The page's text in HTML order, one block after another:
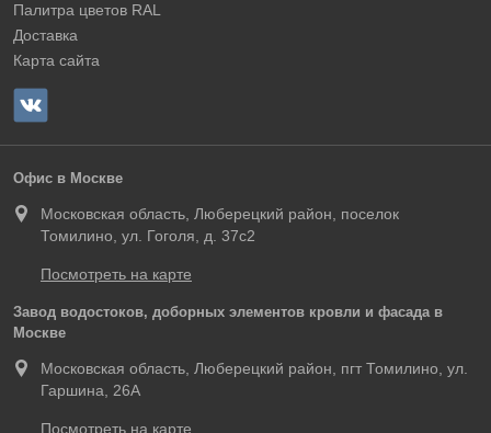
Палитра цветов RAL
Доставка
Карта сайта
Офис в Москве
Московская область, Люберецкий район, поселок
Томилино, ул. Гоголя, д. 37с2
Посмотреть на карте
Завод водостоков, доборных элементов кровли и фасада в
Москве
Московская область, Люберецкий район, пгт Томилино, ул.
Гаршина, 26А
Посмотреть на карте